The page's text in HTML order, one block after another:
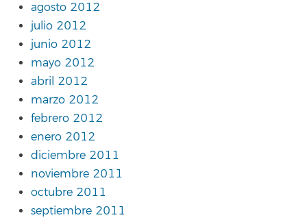
agosto 2012
julio 2012
junio 2012
mayo 2012
abril 2012
marzo 2012
febrero 2012
enero 2012
diciembre 2011
noviembre 2011
octubre 2011
septiembre 2011